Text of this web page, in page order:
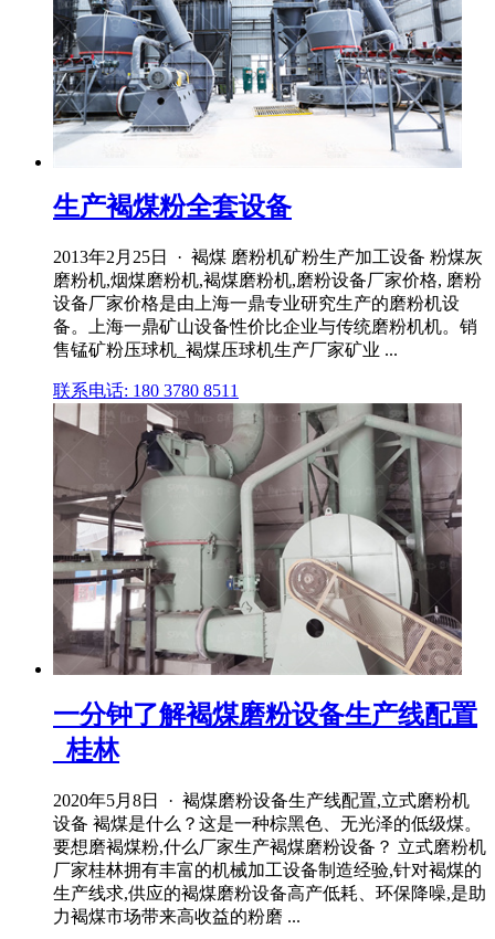
生产褐煤粉全套设备
2013年2月25日 · 褐煤 磨粉机矿粉生产加工设备 粉煤灰
磨粉机,烟煤磨粉机,褐煤磨粉机,磨粉设备厂家价格, 磨粉
设备厂家价格是由上海一鼎专业研究生产的磨粉机设
备。上海一鼎矿山设备性价比企业与传统磨粉机机。销
售锰矿粉压球机_褐煤压球机生产厂家矿业 ...
联系电话: 180 3780 8511
一分钟了解褐煤磨粉设备生产线配置
_桂林
2020年5月8日 · 褐煤磨粉设备生产线配置,立式磨粉机
设备 褐煤是什么？这是一种棕黑色、无光泽的低级煤。
要想磨褐煤粉,什么厂家生产褐煤磨粉设备？ 立式磨粉机
厂家桂林拥有丰富的机械加工设备制造经验,针对褐煤的
生产线求,供应的褐煤磨粉设备高产低耗、环保降噪,是助
力褐煤市场带来高收益的粉磨 ...